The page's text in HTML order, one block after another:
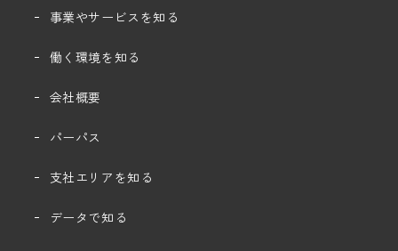
事業やサービスを知る
働く環境を知る
会社概要
パーパス
支社エリアを知る
データで知る